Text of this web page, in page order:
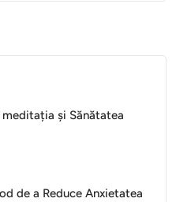
și Sănătatea
de a Reduce Anxietatea